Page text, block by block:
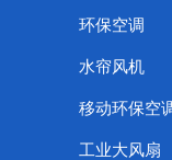
环保空调
水帘风机
移动环保空
工业大风扇